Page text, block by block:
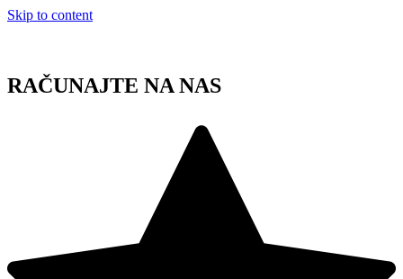
Skip to content
RAČUNAJTE NA NAS